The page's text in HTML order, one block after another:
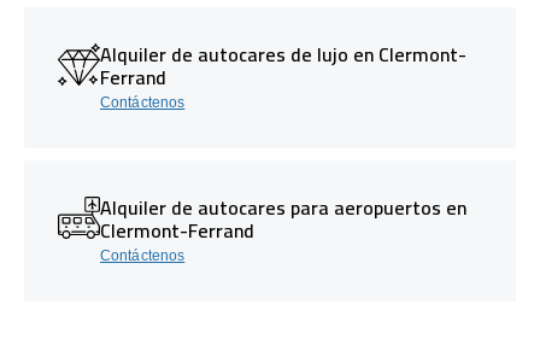
Alquiler de autocares de lujo en Clermont-
Ferrand
Contáctenos
Alquiler de autocares para aeropuertos en
Clermont-Ferrand
Contáctenos